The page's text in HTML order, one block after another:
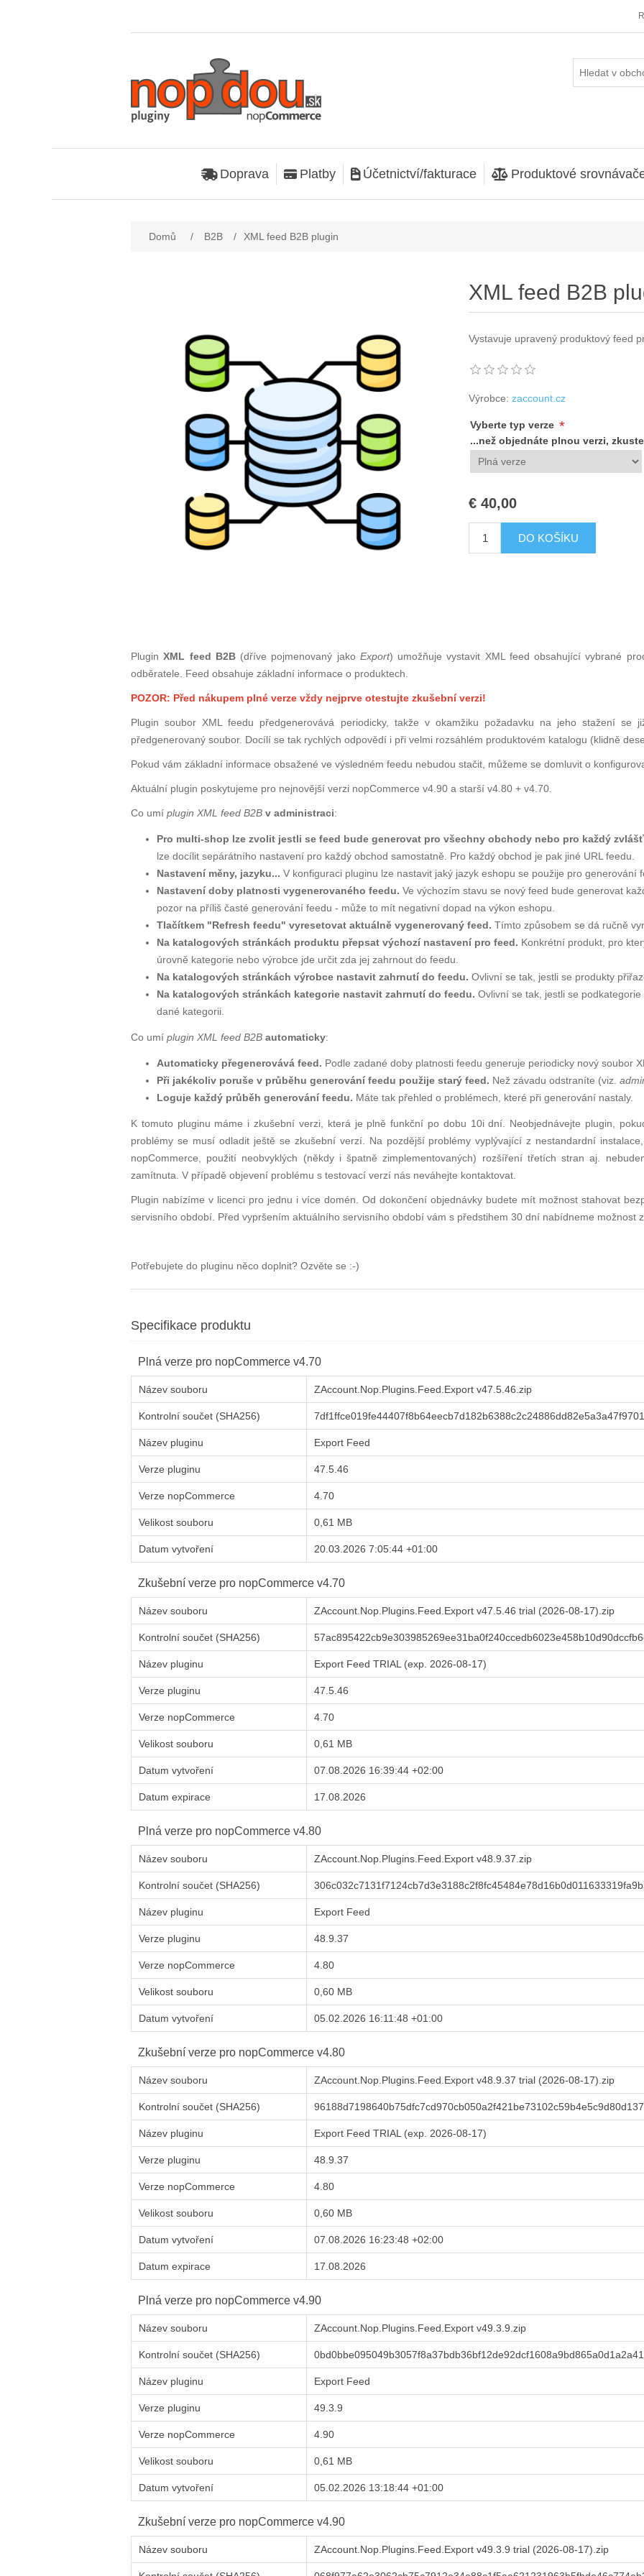
Doprava Platby Účetnictví/fakturace Produktové
Domů / B2B / XML feed B2B plugin
XML feed B2B
Vystavuje upravený produktový feed
Výrobce: zaccount.cz
Vyberte typ verze *
...než objednáte plnou verzi,
€ 40,00
DO KOŠÍKU
PluginXML feed B2B(dříve pojmenovaný jako Export) umožňuje vystavit XML feed obsahující vybrané
odběratele. Feed obsahuje základní informace o produktech.
POZOR: Před nákupem plné verze vždy nejprve otestujte zkušební verzi!
Plugin soubor XML feedu předgenerovává periodicky, takže v okamžiku požadavku na jeho stažení se
předgenerovaný soubor. Docílí se tak rychlých odpovědí i při velmi rozsáhlém produktovém katalogu (klidně
Pokud vám základní informace obsažené ve výsledném feedu nebudou stačit, můžeme se domluvit o
Aktuální plugin poskytujeme pro nejnovější verzi nopCommerce v4.90 a starší v4.80 + v4.70
Co umí plugin XML feed B2B v administraci:
Pro multi-shop lze zvolit jestli se feed bude generovat pro všechny obchody nebo pro každý
lze docílit sepárátního nastavení pro každý obchod samostatně. Pro každý obchod je pak jiné URL feedu.
Nastavení měny, jazyku... V konfiguraci pluginu lze nastavit jaký jazyk eshopu se použije pro generování
Nastavení doby platnosti vygenerovaného feedu. Ve výchozím stavu se nový feed bude generovat
pozor na příliš časté generování feedu - může to mít negativní dopad na výkon eshopu.
Tlačítkem "Refresh feedu" vyresetovat aktuálně vygenerovaný feed. Tímto způsobem se dá ručně
Na katalogových stránkách produktu přepsat výchozí nastavení pro feed. Konkrétní produkt, pro
úrovně kategorie nebo výrobce jde určit zda jej zahrnout do feedu.
Na katalogových stránkách výrobce nastavit zahrnutí do feedu. Ovlivní se tak, jestli se produkty
Na katalogových stránkách kategorie nastavit zahrnutí do feedu. Ovlivní se tak, jestli se
dané kategorii.
Co umí plugin XML feed B2B automaticky:
Automaticky přegenerovává feed. Podle zadané doby platnosti feedu generuje periodicky nový soubor
Při jakékoliv poruše v průběhu generování feedu použije starý feed. Než závadu odstraníte (viz.
Loguje každý průběh generování feedu. Máte tak přehled o problémech, které při generování nastaly.
K tomuto pluginu máme i zkušební verzi, která je plně funkční po dobu 10i dní. Neobjednávejte plugin,
problémy se musí odladit ještě se zkušební verzí. Na pozdější problémy vyplývající z nestandardní
nopCommerce , použití neobvyklých (někdy i špatně zimplementovaných) rozšíření třetích stran aj.
zamítnuta. V případě objevení problému s testovací verzí nás neváhejte kontaktovat.
Plugin nabízíme v licenci pro jednu i více domén. Od dokončení objednávky budete mít možnost stahovat
servisního období. Před vypršením aktuálního servisního období vám s předstihem 30 dní nabídneme možnost
Potřebujete do pluginu něco doplnit? Ozvěte se :-)
Specifikace produktu
Plná verze pro nopCommerce v4.70
Název souboru ZAccount.Nop.Plugins.Feed.Export v47.5.46.zip
Kontrolní součet (SHA256)
Název pluginu Export Feed
Verze pluginu 47.5.46
Verze nopCommerce 4.70
Velikost souboru 0,61 MB
Datum vytvoření 20.03.2026 7:05:44 +01:00
Zkušební verze pro nopCommerce v4.70
Název souboru ZAccount.Nop.Plugins.Feed.Export v47.5.46 trial (2026-08-17).zip
Kontrolní součet (SHA256)
Název pluginu Export Feed TRIAL (exp. 2026-08-17)
Verze pluginu 47.5.46
Verze nopCommerce 4.70
Velikost souboru 0,61 MB
Datum vytvoření 07.08.2026 16:39:44 +02:00
Datum expirace 17.08.2026
Plná verze pro nopCommerce v4.80
Název souboru ZAccount.Nop.Plugins.Feed.Export v48.9.37.zip
Kontrolní součet (SHA256)
Název pluginu Export Feed
Verze pluginu 48.9.37
Verze nopCommerce 4.80
Velikost souboru 0,60 MB
Datum vytvoření 05.02.2026 16:11:48 +01:00
Zkušební verze pro nopCommerce v4.80
Název souboru ZAccount.Nop.Plugins.Feed.Export v48.9.37 trial (2026-08-17).zip
Kontrolní součet (SHA256)
Název pluginu Export Feed TRIAL (exp. 2026-08-17)
Verze pluginu 48.9.37
Verze nopCommerce 4.80
Velikost souboru 0,60 MB
Datum vytvoření 07.08.2026 16:23:48 +02:00
Datum expirace 17.08.2026
Plná verze pro nopCommerce v4.90
Název souboru ZAccount.Nop.Plugins.Feed.Export v49.3.9.zip
Kontrolní součet (SHA256)
Název pluginu Export Feed
Verze pluginu 49.3.9
Verze nopCommerce 4.90
Velikost souboru 0,61 MB
Datum vytvoření 05.02.2026 13:18:44 +01:00
Zkušební verze pro nopCommerce v4.90
Název souboru ZAccount.Nop.Plugins.Feed.Export v49.3.9 trial (2026-08-17).zip